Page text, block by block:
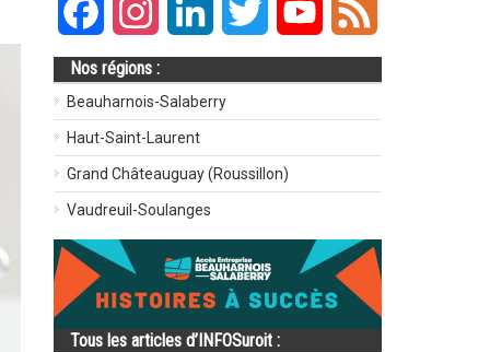
FacebookInstagramLinkedIn Twitter YouTube
Nos régions :
Beauharnois-Salaberry
Haut-Saint-Laurent
Grand Châteauguay (Roussillon)
Vaudreuil-Soulanges
Tous les articles d’INFOSuroit :